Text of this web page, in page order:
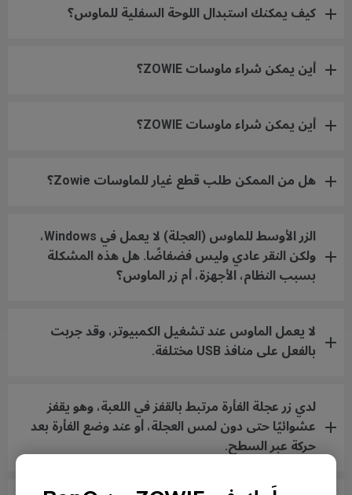
كيف يمكنك استبدال اللوحة السفلية للماوس؟
أين يمكن شراء ماوسات ZOWIE؟
أين يمكن شراء ماوسات ZOWIE؟
هل من الممكن طلب قطع غيار للماوسات Zowie؟
الزر الأوسط للماوس (العجلة) لا يعمل في Windows،
ولكن النقر عادي وليس فضفاضًا. هل هذه المشكلة
بسبب النظام، الأجهزة، أم زر الماوس؟
لا يعمل الماوس عند تشغيل الكمبيوتر، وقد جربت
بالفعل على منافذ USB مختلفة.
لدي زر عجلة الفأرة مرتبط بالقفز في اللعبة، وهو يقفز
عشوائيًا حتى دون لمس العجلة، أو عند وضع الفأرة بعد
حركة عبر السطح.